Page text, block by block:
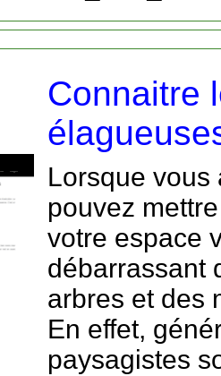
Connaitre
Lorsque vous
pouvez
votre espace
débarrassant
arbres et des
En effet,
paysagistes